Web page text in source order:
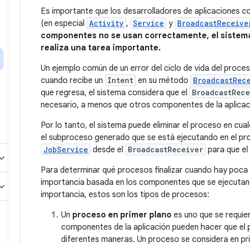
Es importante que los desarrolladores de aplicaciones
(en especial Activity , Service y
componentes no se usan correctamente, el
realiza una tarea importante.
Un ejemplo común de un error del ciclo de vida del
cuando recibe un Intent en su método
que regresa, el sistema considera que el
necesario, a menos que otros componentes de la
Por lo tanto, el sistema puede eliminar el proceso en
el subproceso generado que se está ejecutando en el
JobService desde el BroadcastReceiver para que
Para determinar qué procesos finalizar cuando hay
importancia basada en los componentes que se
importancia, estos son los tipos de procesos:
Un proceso en primer plano es uno que se
componentes de la aplicación pueden hacer que
diferentes maneras. Un proceso se considera en